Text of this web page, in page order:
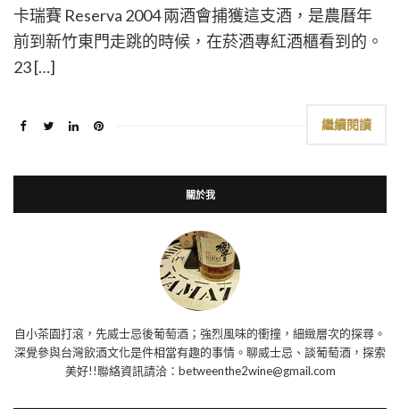
卡瑞賽 Reserva 2004 兩酒會捕獲這支酒，是農曆年
前到新竹東門走跳的時候，在菸酒專紅酒櫃看到的。
23 […]
繼續閱讀
關於我
自小茶園打滾，先威士忌後葡萄酒；強烈風味的衝撞，細緻層次的探尋。
深覺參與台灣飲酒文化是件相當有趣的事情。聊威士忌、談葡萄酒，探索
美好!!聯絡資訊請洽：betweenthe2wine@gmail.com